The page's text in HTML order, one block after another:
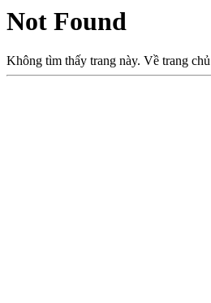
Not Found
Không tìm thấy trang này. Về trang chủ